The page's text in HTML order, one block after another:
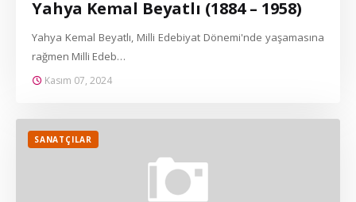
Yahya Kemal Beyatlı (1884 – 1958)
Yahya Kemal Beyatlı, Milli Edebiyat Dönemi'nde yaşamasına
rağmen Milli Edeb…
Kasım 07, 2024
SANATÇILAR